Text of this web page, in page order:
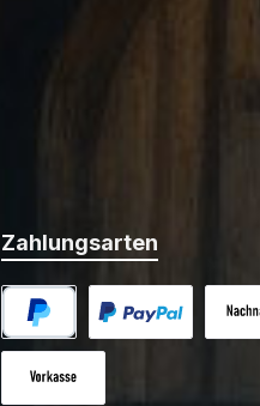
Zahlungsarten
PayPal Benutzerdefiniertes